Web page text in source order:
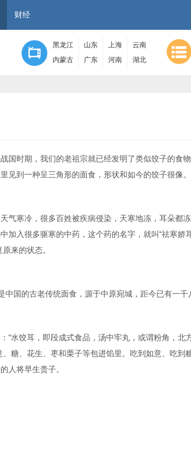
财经
黑龙江 山东 上海
云南
内蒙古
广东 河南 湖北
时期，我们的老祖宗就已经发明了类似饺子的食
见到一种呈三角形的面食，形状和如今的饺子很像。
寒冷，很多百姓被疾病侵染，天寒地冻，耳朵都冻
加入很多驱寒的中药，这个药的名字，就叫“祛寒娇
来的状态。
国的古老传统面食，源于中原宛城，距今已有一千
饺耳，即段成式食品，汤中牢丸，或谓粉角，北
、糖、花生、枣和栗子等包进馅里。吃到如意、吃到
人将早生贵子。